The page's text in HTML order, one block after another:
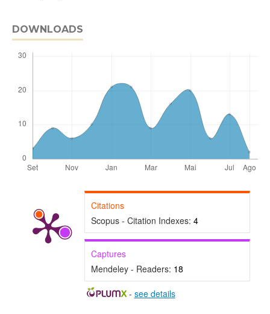
DOWNLOADS
Citations
Scopus - Citation Indexes: 4
Captures
Mendeley - Readers: 18
- see details